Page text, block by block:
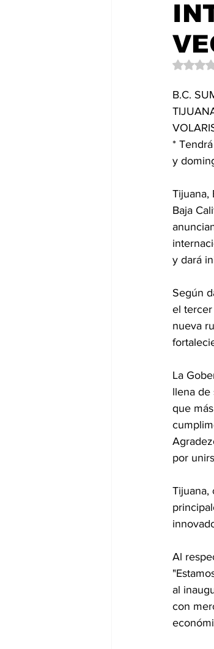
B.C.
*
y
Tijuana,
Baja
y dará
Según
el tercer
nueva
La
llena de
que
por
Tijuana,
Al
al
con